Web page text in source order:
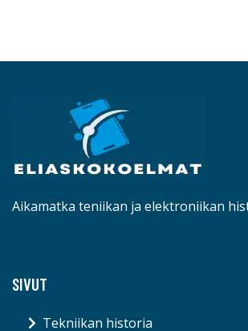
Aikamatka teniikan ja elektroniikan
SIVUT
Tekniikan historia